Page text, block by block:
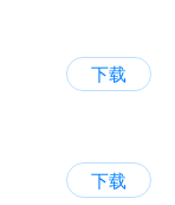
下载
下载